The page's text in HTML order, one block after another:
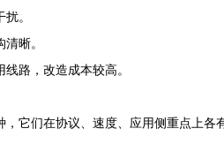
。
晰。
路，改造成本较高。
它们在协议、速度、应用侧重点上各